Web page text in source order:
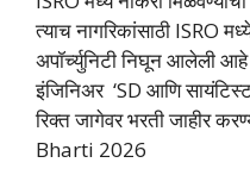
त्याच नागरिकांसाठी ISRO
अपॉर्च्युनिटी निघून आलेली आहे
इंजिनिअर ‘SD आणि
रिक्त जागेवर भरती जाहीर
Bharti 2026